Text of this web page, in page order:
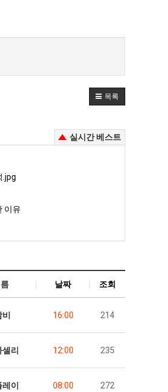
목록
실시간 베스트
.jpg
이유
날짜 조회
16:00 214
리 12:00 235
이 08:00 272